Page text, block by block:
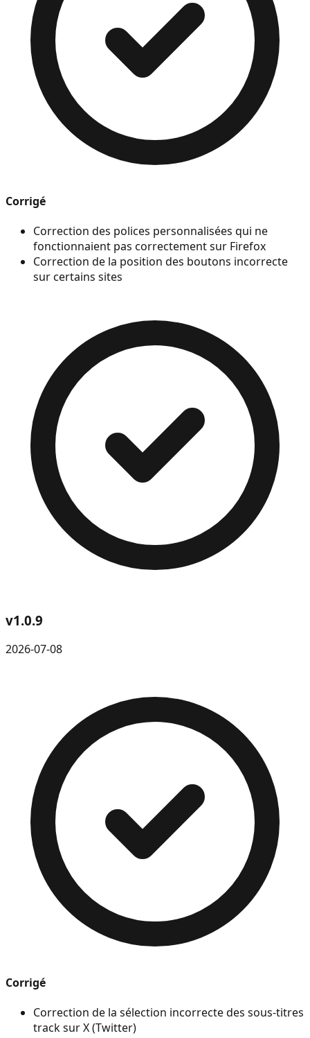
Corrigé
Correction des polices personnalisées qui ne
fonctionnaient pas correctement sur Firefox
Correction de la position des boutons incorrecte
sur certains sites
v1.0.9
2026-07-08
Corrigé
Correction de la sélection incorrecte des sous-titres
track sur X (Twitter)